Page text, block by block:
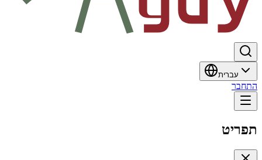
עברית
התחבר
תפריט